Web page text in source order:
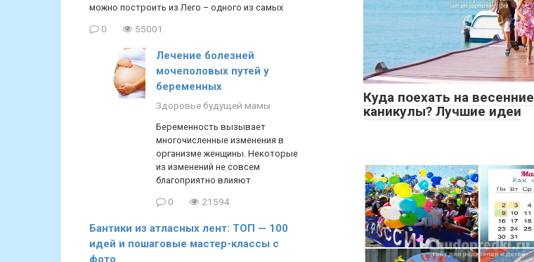
Куда поехать на весенние
каникулы? Лучшие идеи
можно построить из Лего – одного из самых
0 55001
Лечение болезней
мочеполовых путей у
беременных
Здоровье будущей мамы
Беременность вызывает
многочисленные изменения в
организме женщины. Некоторые
из изменений не совсем
благоприятно влияют
0 21594
Бантики из атласных лент: ТОП — 100
идей и пошаговые мастер-классы с
фото